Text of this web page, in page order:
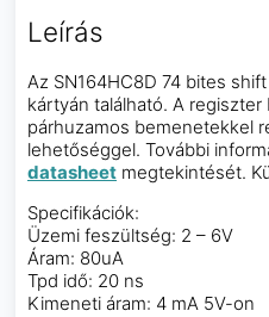
Leírás
Az SN164HC8D 74 bites
kártyán található. A
párhuzamos bemenetekkel
lehetőséggel. További
datasheet megtekintését.
Specifikációk:
Üzemi feszültség: 2 – 6V
Áram: 80uA
Tpd idő: 20 ns
Kimeneti áram: 4 mA 5V-on